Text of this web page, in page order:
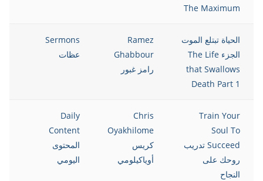
The Maximum
الحياة تبتلع الموت
الجزء The Life
that Swallows
Death Part 1
Ramez
Ghabbour
رامز غبور
Sermons
عظات
Train Your
Soul To
Succeed تدريب
روحك على
النجاح
Chris
Oyakhilome
كريس
أوياكيلومي
Daily
Content
المحتوى
اليومي